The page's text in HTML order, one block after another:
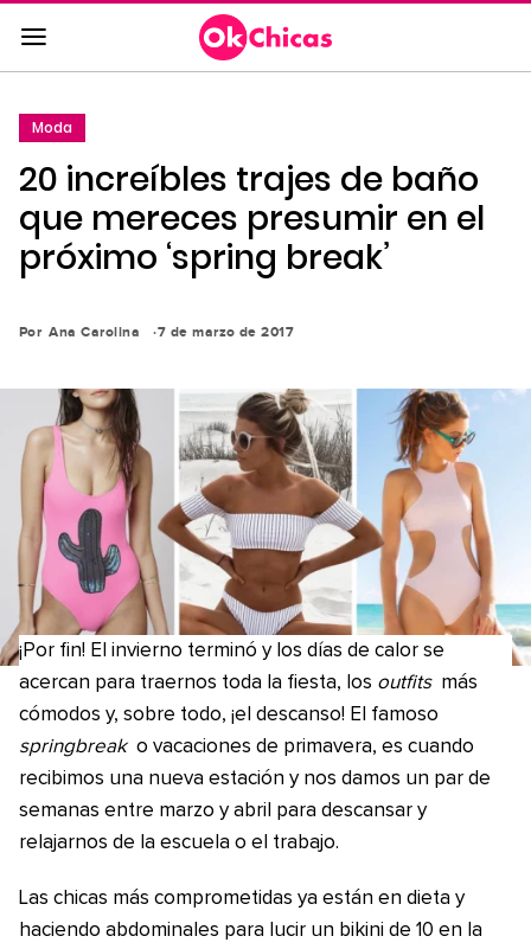
Saltar
al
contenido
a
la
navegación
principal
Moda
20 increíbles trajes de baño
que mereces presumir en el
próximo ‘spring break’
Por Ana Carolina 7 de marzo de 2017
¡Por fin! El invierno terminó y los días de calor se
acercan para traernos toda la fiesta, los outfits más
cómodos y, sobre todo, ¡el descanso! El famoso
springbreak o vacaciones de primavera, es cuando
recibimos una nueva estación y nos damos un par de
semanas entre marzo y abril para descansar y
relajarnos de la escuela o el trabajo.
Las chicas más comprometidas ya están en dieta y
haciendo abdominales para lucir un bikini de 10 en la